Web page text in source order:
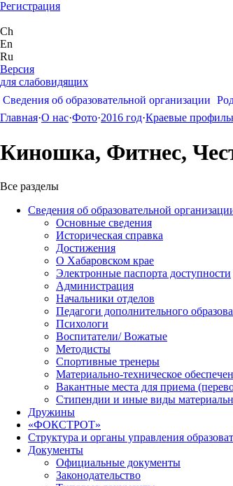
Регистрация
Ch
En
Ru
Версия
для слабовидящих
Сведения об образовательной организации
Главная·О нас·Фото·2016 год·Краевые
Киношка, Фитнес,
Все разделы
Сведения об образовательной
Основные сведения
Историческая справка
Достижения
О Хабаровском крае
Электронные паспорта доступности
Администрация
Начальники отделов
Педагоги дополнительного
Психологи
Воспитатели/ Вожатые
Методисты
Спортивные тренеры
Материально-техническое
Вакантные места для приема
Стипендии и иные виды
Дружины
«ФОКСТРОТ»
Структура и органы управления
Документы
Официальные документы
Законодательство